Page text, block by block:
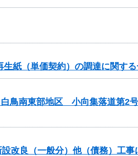
紙（単価契約）の調達に関す
鳥南東部地区 小向集落道第2
改良（一般分）他（債務）工事